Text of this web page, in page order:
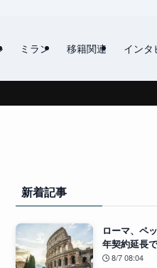
ミラン 移籍関連 インタ
新着記事
ローマ、ペ
年契約延長
8/7 08:04